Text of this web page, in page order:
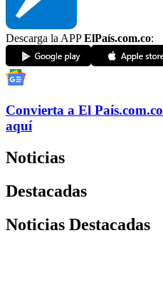
Descarga la APPElPaís.com.co:
Convierta a El País.com.co
aquí
Noticias
Destacadas
Noticias Destacadas